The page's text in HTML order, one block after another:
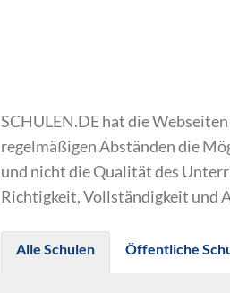
SCHULEN.DE hat die
regelmäßigen Abständen die
und nicht die Qualität des
Richtigkeit, Vollständigkeit und
Alle Schulen Öffentliche